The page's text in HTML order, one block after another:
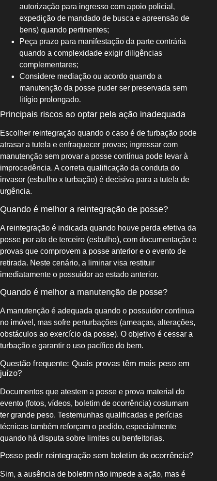
autorização para ingresso com apoio policial,
expedição de mandado de busca e apreensão de
bens) quando pertinentes;
Peça prazo para manifestação da parte contrária
quando a complexidade exigir diligências
complementares;
Considere mediação ou acordo quando a
manutenção da posse puder ser preservada sem
litígio prolongado.
Principais riscos ao optar pela ação inadequada
Escolher reintegração quando o caso é de turbação pode
atrasar a tutela e enfraquecer provas; ingressar com
manutenção sem provar a posse contínua pode levar à
improcedência. A correta qualificação da conduta do
invasor (esbulho x turbação) é decisiva para a tutela de
urgência.
Quando é melhor a reintegração de posse?
A reintegração é indicada quando houve perda efetiva da
posse por ato de terceiro (esbulho), com documentação e
provas que comprovem a posse anterior e o evento de
retirada. Neste cenário, a liminar visa restituir
imediatamente o possuidor ao estado anterior.
Quando é melhor a manutenção de posse?
A manutenção é adequada quando o possuidor continua
no imóvel, mas sofre perturbações (ameaças, alterações,
obstáculos ao exercício da posse). O objetivo é cessar a
turbação e garantir o uso pacífico do bem.
Questão frequente: Quais provas têm mais peso em
juízo?
Documentos que atestem a posse e prova material do
evento (fotos, vídeos, boletim de ocorrência) costumam
ter grande peso. Testemunhas qualificadas e perícias
técnicas também reforçam o pedido, especialmente
quando há disputa sobre limites ou benfeitorias.
Posso pedir reintegração sem boletim de ocorrência?
Sim, a ausência de boletim não impede a ação, mas é